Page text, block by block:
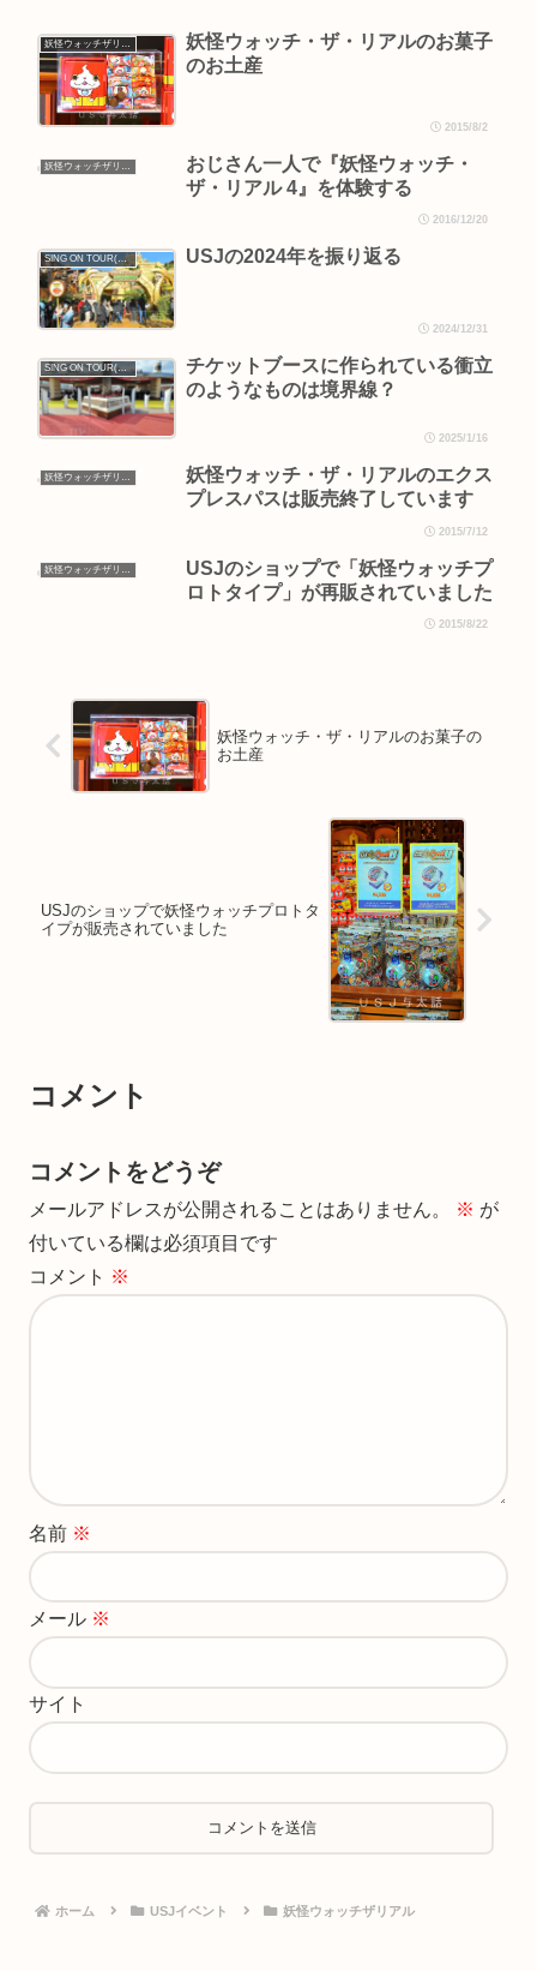
妖怪ウォッチ・ザ・リアルのお菓子
のお土産
2015/8/2
おじさん一人で『妖怪ウォッチ・
ザ・リアル 4』を体験する
2016/12/20
SING ON TOUR(シング・オン・ツアー) USJの2024年を振り返る
2024/12/31
SING ON TOUR(シング・オン・ツアー)
チケットブースに作られている衝立
のようなものは境界線？
2025/1/16
妖怪ウォッチザリアル
妖怪ウォッチ・ザ・リアルのエクス
プレスパスは販売終了しています
2015/7/12
妖怪ウォッチザリアル
USJのショップで「妖怪ウォッチプ
ロトタイプ」が再販されていました
2015/8/22
妖怪ウォッチ・ザ・リアルのお菓子の
お土産
USJのショップで妖怪ウォッチプロトタ
イプが販売されていました
コメント
コメントをどうぞ
メールアドレスが公開されることはありません。 ※ が
付いている欄は必須項目です
コメント ※
名前 ※
メール ※
サイト
ホーム USJイベント 妖怪ウォッチザリアル